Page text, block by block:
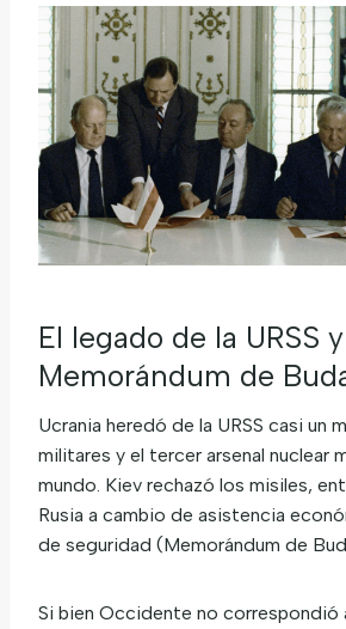
El legado de la URSS
Memorándum de
Ucrania heredó de la URSS casi un
militares y el tercer arsenal nuclear
mundo. Kiev rechazó los misiles,
Rusia a cambio de asistencia
de seguridad (Memorándum de
Si bien Occidente no correspondió